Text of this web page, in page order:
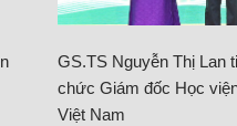
GS.TS Nguyễn Thị Lan
chức Giám đốc Học
Việt Nam